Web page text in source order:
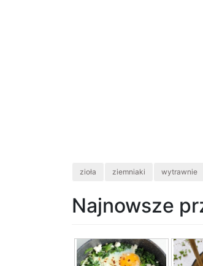
zioła ziemniaki wytrawnie
Najnowsze